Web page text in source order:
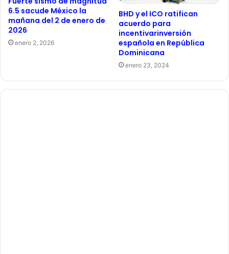
6.5 sacude México la
mañana del 2 de enero de
2026
enero 2, 2026
BHD y el ICO ratifican
acuerdo para
incentivarinversión
española en República
Dominicana
enero 23, 2024